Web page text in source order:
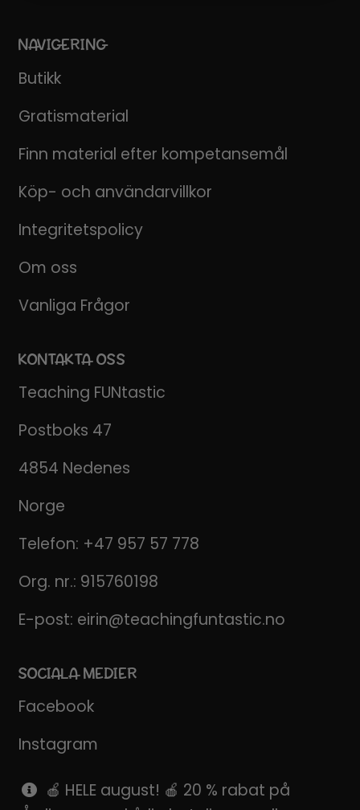
NAVIGERING
Butikk
Gratismaterial
Finn material efter kompetansemål
Köp- och användarvillkor
Integritetspolicy
Om oss
Vanliga Frågor
KONTAKTA OSS
Teaching FUNtastic
Postboks 47
4854 Nedenes
Norge
Telefon: +47 957 57 778
Org. nr.: 915760198
E-post: eirin@teachingfuntastic.no
SOCIALA MEDIER
Facebook
Instagram
Pinterest
🍎 HELE august! 🍎 20 % rabat på